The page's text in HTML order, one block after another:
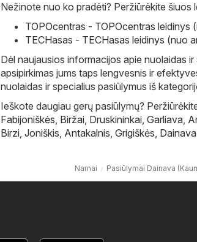
Nežinote nuo ko pradėti? Peržiūrėkite šiuos
TOPOcentras - TOPOcentras
TECHasas - TECHasas leidinys (nuo
Dėl naujausios informacijos apie nuolaidas
apsipirkimas jums taps lengvesnis ir
nuolaidas ir specialius pasiūlymus iš
Ieškote daugiau gerų pasiūlymų?
Fabijoniškės, Biržai, Druskininkai, Garliava,
Birzi, Joniškis, Antakalnis, Grigiškės,
Namai Pasiūlymai Dainava